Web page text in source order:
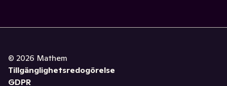
© 2026 Mathem
Tillgänglighetsredogörelse
GDPR